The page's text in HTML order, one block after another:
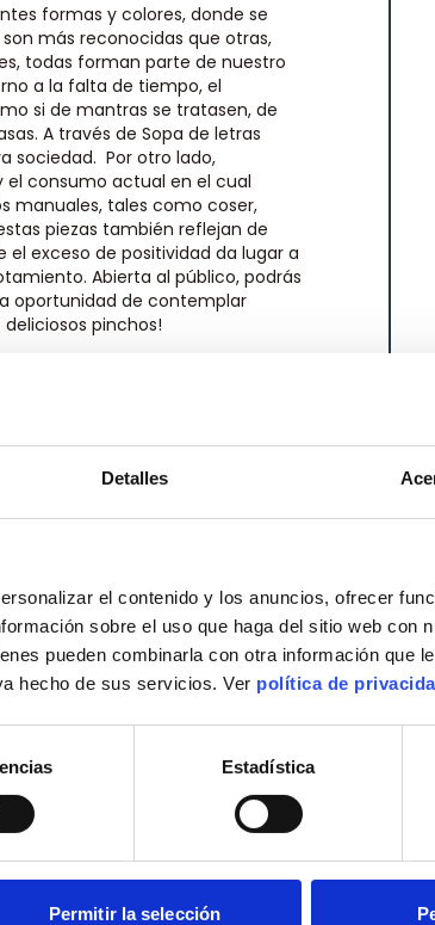
Detalles
el contenido y los anuncios, ofrecer
sobre el uso que haga del sitio web con
pueden combinarla con otra información que
hecho de sus servicios. Ver política de
Estadística
Permitir la selección
formas y colores, donde se
más reconocidas que otras,
todas forman parte de nuestro
a la falta de tiempo, el
si de mantras se tratasen, de
A través de Sopa de letras
sociedad. Por otro lado,
el consumo actual en el cual
manuales, tales como coser,
piezas también reflejan de
exceso de positividad da lugar a
Abierta al público, podrás
oportunidad de contemplar
pinchos!